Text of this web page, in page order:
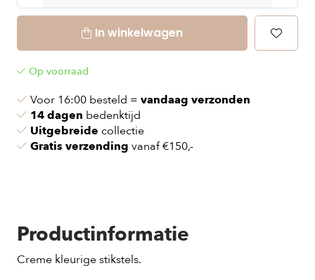
In winkelwagen
Op voorraad
Voor 16:00 besteld = vandaag verzonden
14 dagen bedenktijd
Uitgebreide collectie
Gratis verzending vanaf €150,-
Productinformatie
Creme kleurige stikstels.